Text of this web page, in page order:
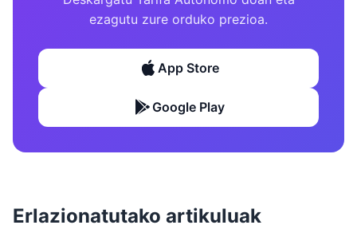
ezagutu zure orduko prezioa.
App Store
Google Play
Erlazionatutako artikuluak